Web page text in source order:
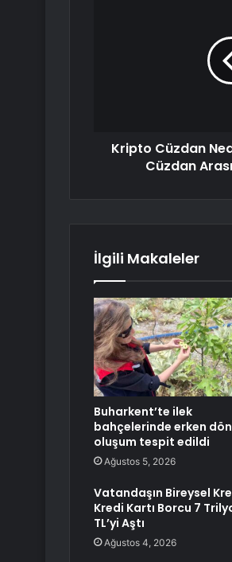
Kripto Cüzdan
Cüzdan
İlgili Makaleler
Buharkent’te ilek
bahçelerinde erken
oluşum tespit edildi
Ağustos 5, 2026
Vatandaşın Bireysel
Kredi Kartı Borcu 7
TL’yi Aştı
Ağustos 4, 2026